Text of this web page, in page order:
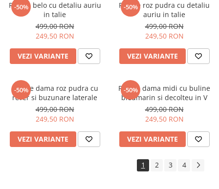
-50%
Rochie belo cu detaliu auriu
in talie
499,00 RON
249,50 RON
VEZI VARIANTE
-50%
Rochie roz pudra cu detaliu
auriu in talie
499,00 RON
249,50 RON
VEZI VARIANTE
-50%
Rochie dama roz pudra cu
rever si buzunare laterale
499,00 RON
249,50 RON
VEZI VARIANTE
-50%
Rochie dama midi cu buline
bleumarin si decolteu in V
499,00 RON
249,50 RON
VEZI VARIANTE
1 2 3 4